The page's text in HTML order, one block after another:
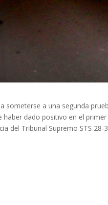
someterse a una segunda
haber dado positivo en el
del Tribunal Supremo STS 28-